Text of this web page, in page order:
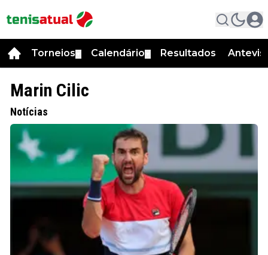
Torneios Calendário Resultados
Marin Cilic
Notícias